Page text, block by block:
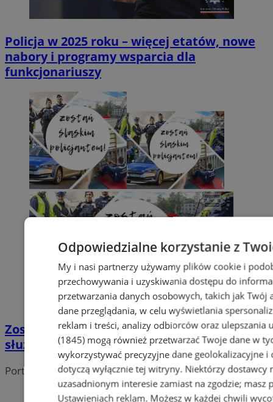
Policja w 2025 roku – więcej etatów, nowe
nabory i programy wsparcia dla
funkcjonariuszy
Zostań Policjantem: sprawdź, co oferuje
służba i jak aplikować!
Portal należy do sieci
Odpowiedzialne korzystanie z
My i nasi partnerzy używamy plików cookie i
przechowywania i uzyskiwania dostępu do
przetwarzania danych osobowych, takich jak
dane przeglądania, w celu wyświetlania
reklam i treści, analizy odbiorców oraz ulepszania
(1845)mogą również przetwarzać Twoje dane w
wykorzystywać precyzyjne dane geolokalizacyjne
dotyczą wyłącznie tej witryny. Niektórzy dostawcy
uzasadnionym interesie zamiast na zgodzie; masz
Ustawieniach reklam. Możesz w każdej chwili